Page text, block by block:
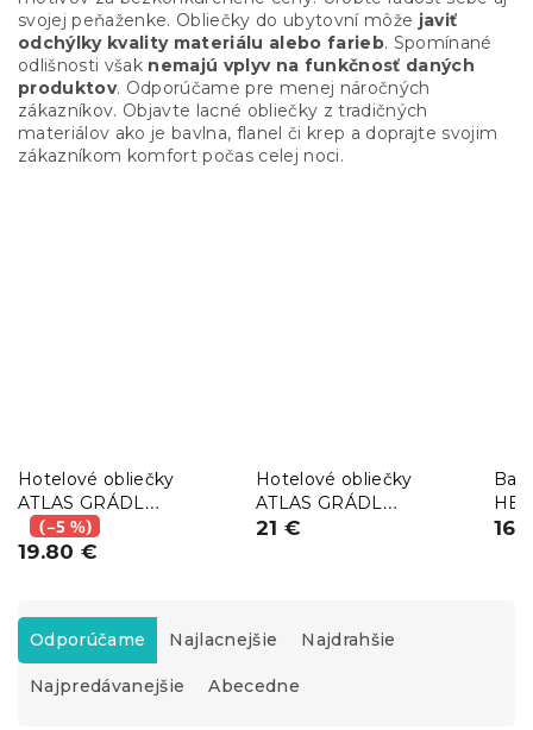
svojej peňaženke. Obliečky do ubytovní môže javiť
odchýlky kvality materiálu alebo farieb. Spomínané
odlišnosti však nemajú vplyv na funkčnosť daných
produktov. Odporúčame pre menej náročných
zákazníkov. Objavte lacné obliečky z tradičných
materiálov ako je bavlna, flanel či krep a doprajte svojim
zákazníkom komfort počas celej noci.
Hotelové obliečky
ATLAS GRÁDL
STANDARD biele - 5
mm prúžok mykaná
(–5 %)
19.80 €
Hotelové obliečky
ATLAS GRÁDL
STANDARD biele - 2 cm
21 €
R
a
d
e
Odporúčame Najlacnejšie Najdrahšie
Najpredávanejšie Abecedne